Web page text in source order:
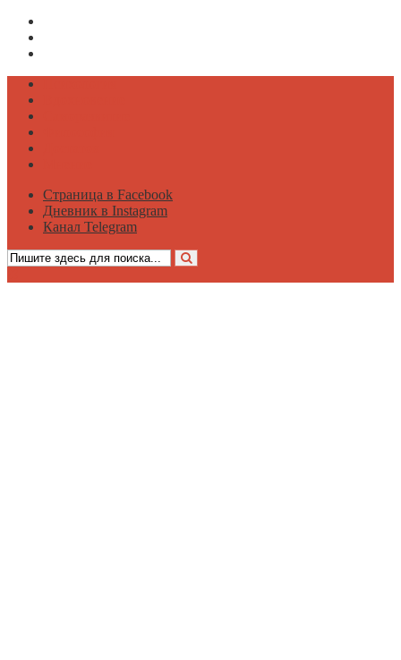
Страница в Facebook
Дневник в Instagram
Канал Telegram